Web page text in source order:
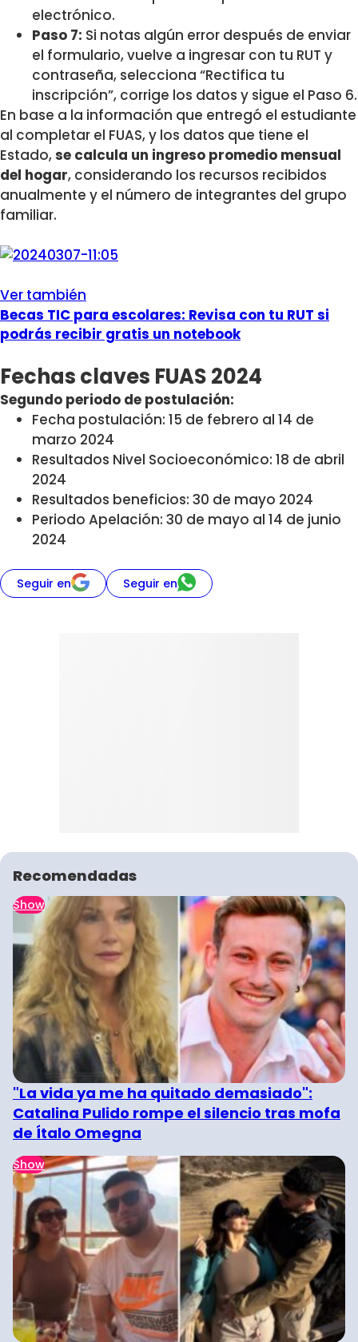
electrónico.
Paso 7: Si notas algún error después de enviar
el formulario, vuelve a ingresar con tu RUT y
contraseña, selecciona “Rectifica tu
inscripción”, corrige los datos y sigue el Paso 6.
En base a la información que entregó el estudiante
al completar el FUAS, y los datos que tiene el
Estado,se calcula un ingreso promedio mensual
del hogar, considerando los recursos recibidos
anualmente y el número de integrantes del grupo
familiar.
Ver también
Becas TIC para escolares: Revisa con tu RUT si
podrás recibir gratis un notebook
Fechas claves FUAS 2024
Segundo periodo de postulación:
Fecha postulación: 15 de febrero al 14 de
marzo 2024
Resultados Nivel Socioeconómico: 18 de abril
2024
Resultados beneficios: 30 de mayo 2024
Periodo Apelación: 30 de mayo al 14 de junio
2024
Seguir en Seguir en
Recomendadas
Show
"La vida ya me ha quitado demasiado":
Catalina Pulido rompe el silencio tras mofa
de Ítalo Omegna
Show